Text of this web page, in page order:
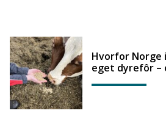
Hvorfor Norge
eget dyrefôr –